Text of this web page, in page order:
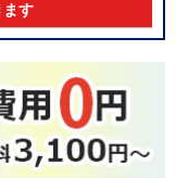
す